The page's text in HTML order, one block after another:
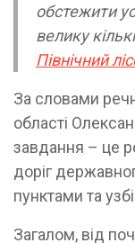
обстежити
велику
Північний
За словами
області
завдання – це
доріг
пунктами та
Загалом, від